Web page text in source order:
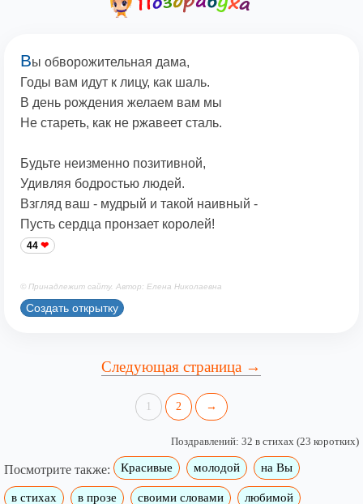
Вы обворожительная дама,
Годы вам идут к лицу, как шаль.
В день рождения желаем вам мы
Не стареть, как не ржавеет сталь.
Будьте неизменно позитивной,
Удивляя бодростью людей.
Взгляд ваш - мудрый и такой наивный -
Пусть сердца пронзает королей!
44
© Принадлежит сайту. Автор: Елена Николаевна
Создать открытку
Следующая страница →
1 2 →
Поздравлений: 32 в стихах (23 коротких)
Посмотрите также: Красивые молодой на Вы
в стихах в прозе своими словами любимой